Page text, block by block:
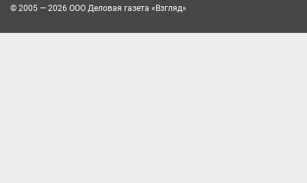
© 2005 — 2026 ООО Деловая газета «Взгляд»